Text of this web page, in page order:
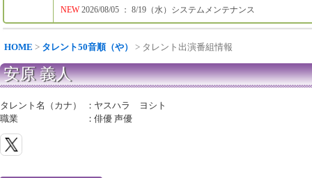
NEW2026/08/05 ： 8/19（水）システムメンテナンス
HOME > タレント50音順（や） > タレント出演番組情報
安原 義人
タレント名（カナ） ： ヤスハラ ヨシト
職業
：俳優 声優